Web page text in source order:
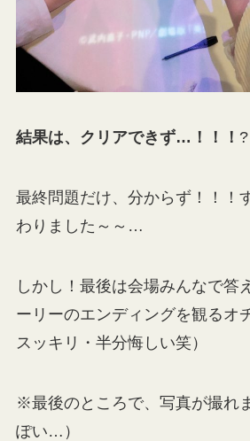
結果は、クリアできず…！！！ ?
最終問題だけ、分からず！！！
わりました～～…
しかし！最後は会場みんなで答
ーリーのエンディングを観るオ
スッキリ・半分悔しい笑）
※最後のところで、写真が撮れ
ぽい…）